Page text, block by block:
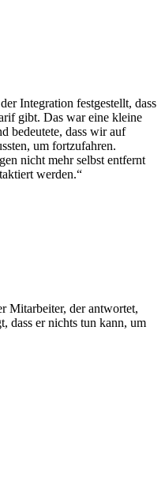
Integration festgestellt, dass
gibt. Das war eine kleine
bedeutete, dass wir auf
um fortzufahren.
nicht mehr selbst entfernt
werden.“
Mitarbeiter, der antwortet,
dass er nichts tun kann, um